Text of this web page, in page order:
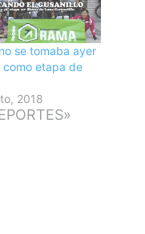
se tomaba ayer
como etapa de
2018